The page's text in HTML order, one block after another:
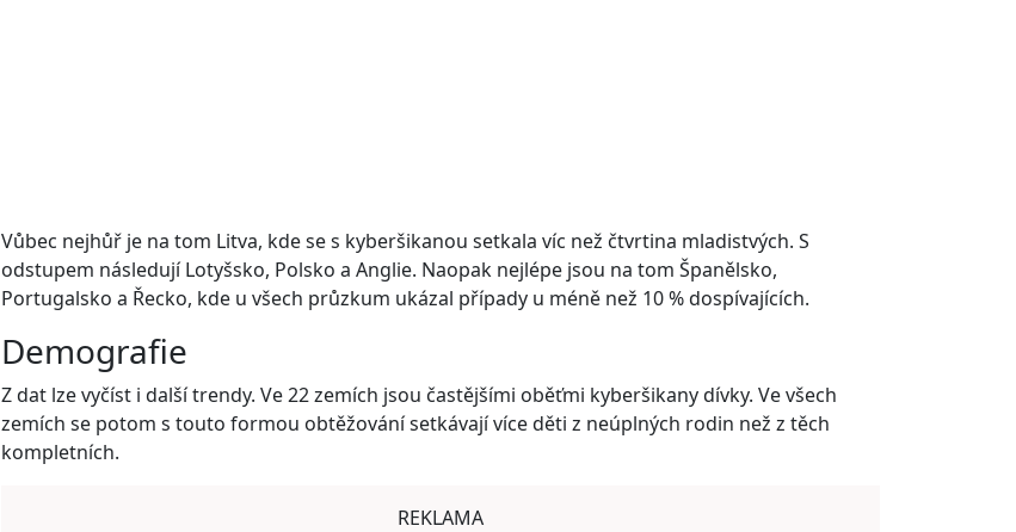
Vůbec nejhůř je na tom Litva, kde se s kyberšikanou setkala víc než čtvrtina mladistvých. S
odstupem následují Lotyšsko, Polsko a Anglie. Naopak nejlépe jsou na tom Španělsko,
Portugalsko a Řecko, kde u všech průzkum ukázal případy u méně než 10 % dospívajících.
Demografie
Z dat lze vyčíst i další trendy. Ve 22 zemích jsou častějšími oběťmi kyberšikany dívky. Ve všech
zemích se potom s touto formou obtěžování setkávají více děti z neúplných rodin než z těch
kompletních.
REKLAMA